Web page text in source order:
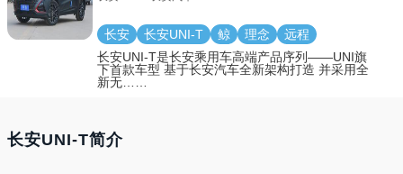
长安 长安UNI-T 鲸 理念
远程
长安UNI-T是长安乘用车高端产品序列——UNI旗
下首款车型 基于长安汽车全新架构打造 并采用全
新无……
长安UNI-T简介